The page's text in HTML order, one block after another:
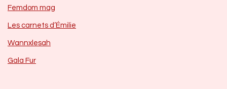
Femdom mag
Les carnets d’Émilie
Wannxlesah
Gala Fur